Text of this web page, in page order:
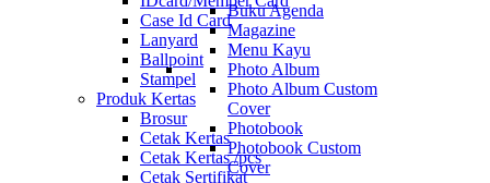
Buku Agenda
Magazine
Menu Kayu
Photo Album
Photo Album Custom
Cover
Photobook
Photobook Custom
Cover
Case Id Card
Lanyard
Ballpoint
Stampel
Produk Kertas
Brosur
Cetak Kertas
Cetak Kertas /pcs
Cetak Sertifikat